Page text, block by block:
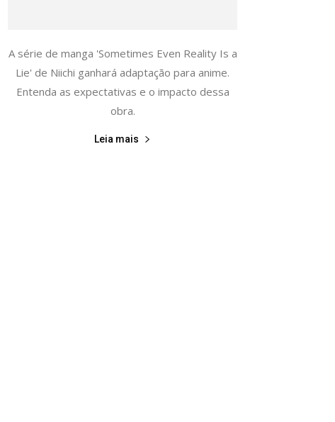
A série de manga 'Sometimes Even Reality Is a
Lie' de Niichi ganhará adaptação para anime.
Entenda as expectativas e o impacto dessa
obra.
Leia mais